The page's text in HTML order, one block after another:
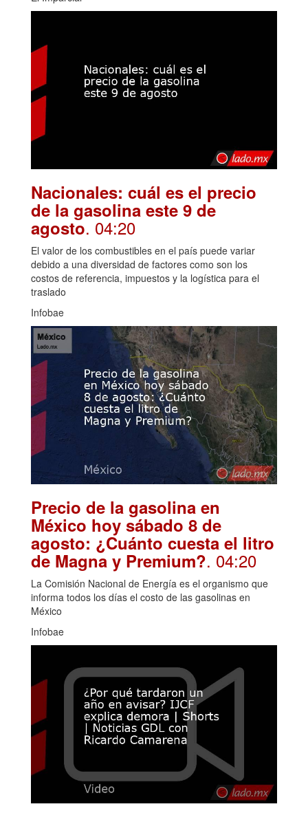
Nacionales: cuál es el precio
de la gasolina este 9 de
agosto. 04:20
El valor de los combustibles en el país puede variar
debido a una diversidad de factores como son los
costos de referencia, impuestos y la logística para el
traslado
Infobae
Precio de la gasolina en
México hoy sábado 8 de
agosto: ¿Cuánto cuesta el litro
de Magna y Premium?. 04:20
La Comisión Nacional de Energía es el organismo que
informa todos los días el costo de las gasolinas en
México
Infobae